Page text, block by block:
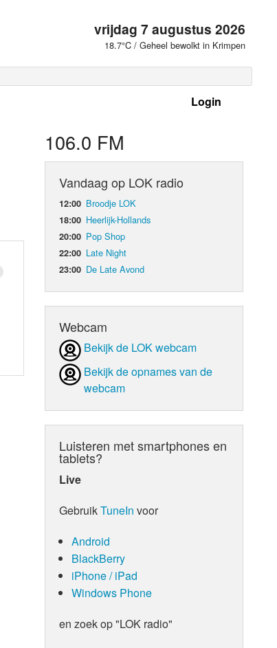
vrijdag 7 augustus 2026
18.7°C / Geheel bewolkt in Krimpen
Login
106.0 FM
Vandaag op LOK radio
12:00 Broodje LOK
18:00 Heerlijk-Hollands
20:00 Pop Shop
22:00 Late Night
23:00 De Late Avond
Webcam
Bekijk de LOK webcam
Bekijk de opnames van de
webcam
Luisteren met smartphones en
tablets?
Live
GebruikTuneIn voor
Android
BlackBerry
iPhone / iPad
Windows Phone
en zoek op "LOK radio"